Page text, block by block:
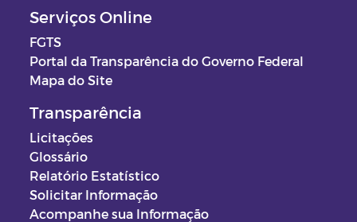
Serviços Online
FGTS
Portal da Transparência do Governo Federal
Mapa do Site
Transparência
Licitações
Glossário
Relatório Estatístico
Solicitar Informação
Acompanhe sua Informação